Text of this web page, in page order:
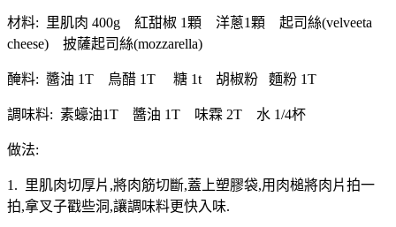
材料: 里肌肉 400g 紅甜椒 1顆 洋蔥1顆 起司絲(velveeta
cheese) 披薩起司絲(mozzarella)
醃料: 醬油 1T 烏醋 1T 糖 1t 胡椒粉 麵粉 1T
調味料: 素蠔油1T 醬油 1T 味霖 2T 水 1/4杯
做法:
1. 里肌肉切厚片,將肉筋切斷,蓋上塑膠袋,用肉槌將肉片拍一
拍,拿叉子戳些洞,讓調味料更快入味.